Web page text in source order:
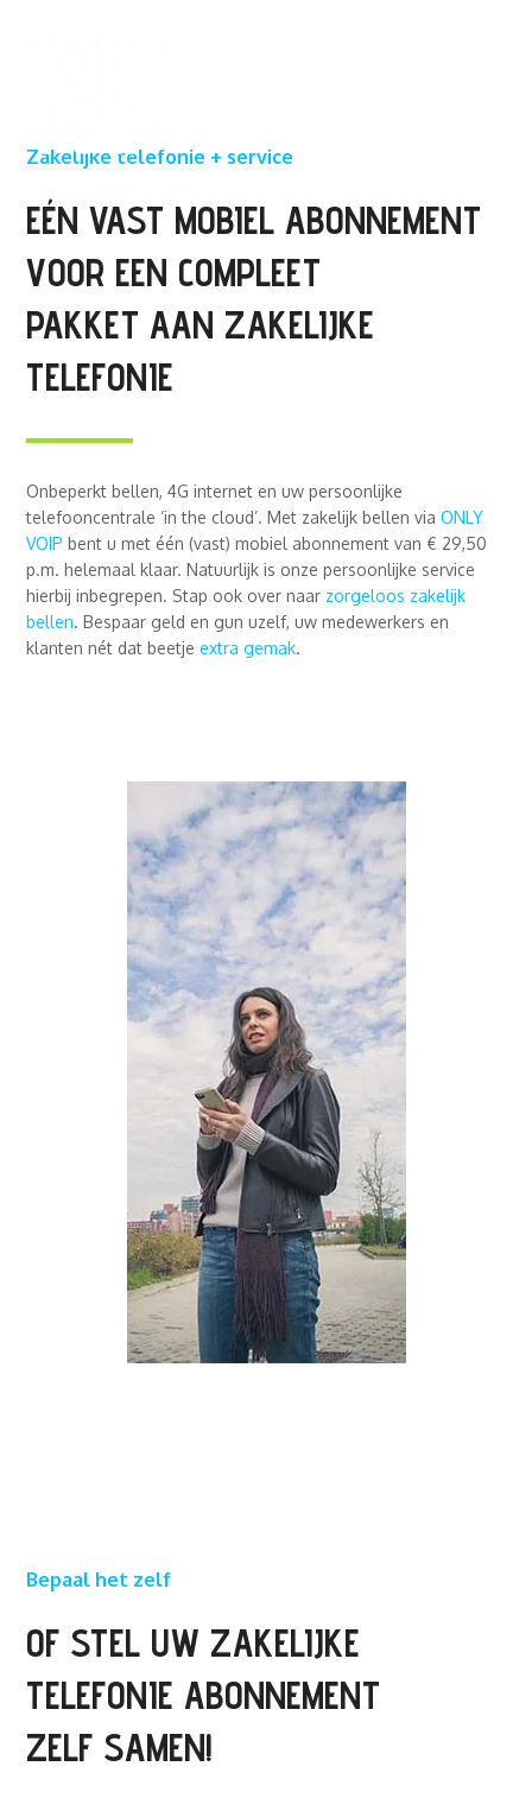
Zakelijke telefonie + service
EÉN VAST MOBIEL ABONNEMENT
VOOR EEN COMPLEET
PAKKET AAN ZAKELIJKE
TELEFONIE
Onbeperkt bellen, 4G internet en uw persoonlijke
telefooncentrale ‘in the cloud’. Met zakelijk bellen viaONLY
VOIP bent u met één (vast) mobiel abonnement van € 29,50
p.m. helemaal klaar. Natuurlijk is onze persoonlijke service
hierbij inbegrepen. Stap ook over naar zorgeloos zakelijk
bellen. Bespaar geld en gun uzelf, uw medewerkers en
klanten nét dat beetjeextra gemak.
Bepaal het zelf
OF STEL UW ZAKELIJKE
TELEFONIE ABONNEMENT
ZELF SAMEN!